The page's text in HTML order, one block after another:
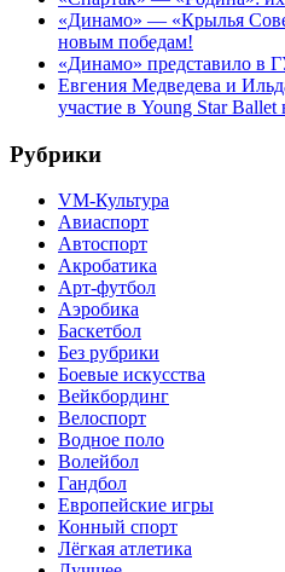
«Динамо» — «Крылья
новым победам!
«Динамо» представило в
Евгения Медведева и
участие в Young Star
Рубрики
VM-Культура
Авиаспорт
Автоспорт
Акробатика
Арт-футбол
Аэробика
Баскетбол
Без рубрики
Боевые искусства
Вейкбординг
Велоспорт
Водное поло
Волейбол
Гандбол
Европейские игры
Конный спорт
Лёгкая атлетика